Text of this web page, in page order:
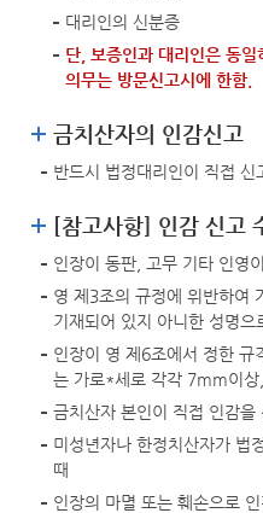
대리인의 신분증
단, 보증인과 대리인은 동
의무는 방문신고시에 한함.
금치산자의 인감신고
반드시 법정대리인이 직접 신
[참고사항] 인감 신고
인장이 동판, 고무 기타 인영
영 제3조의 규정에 위반하여
기재되어 있지 아니한 성명으
인장이 영 제6조에서 정한 규
는 가로*세로 각각 7mm이
금치산자 본인이 직접 인감을
미성년자나 한정치산자가 법
때
인장의 마멸 또는 훼손으로